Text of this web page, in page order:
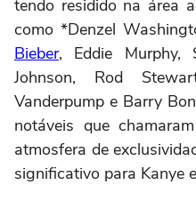
tendo residido na área
como *Denzel
Bieber, Eddie Murphy,
Johnson, Rod
Vanderpump e Barry
notáveis que
atmosfera de
significativo para Kanye